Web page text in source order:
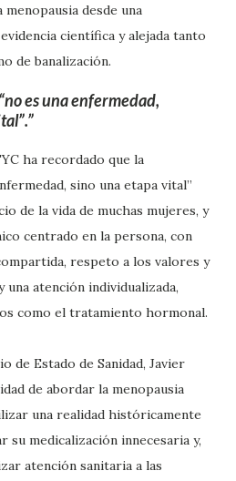
desde una
científica y alejada tanto
de banalización.
es una enfermedad,
ha recordado que la
sino una etapa vital”
de la vida de muchas mujeres, y
centrado en la persona, con
respeto a los valores y
una atención individualizada,
como el tratamiento hormonal.
de Estado de Sanidad, Javier
de abordar la menopausia
una realidad históricamente
medicalización innecesaria y,
atención sanitaria a las